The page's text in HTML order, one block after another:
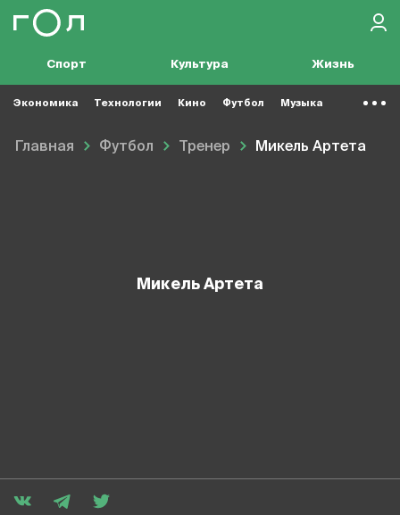
Спорт Культура Жизнь
Экономика Технологии Кино Футбол Музыка
Главная Футбол Тренер Микель Артета
Микель Артета